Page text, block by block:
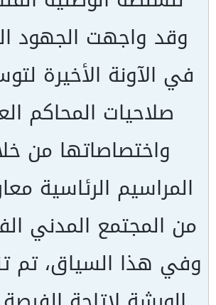
وقد واجهت الجهود
في الآونة الأخيرة
صلاحيات المحاكم
واختصاصاتها من
المراسيم الرئاسية
من المجتمع المدني
وفي هذا السياق، تم